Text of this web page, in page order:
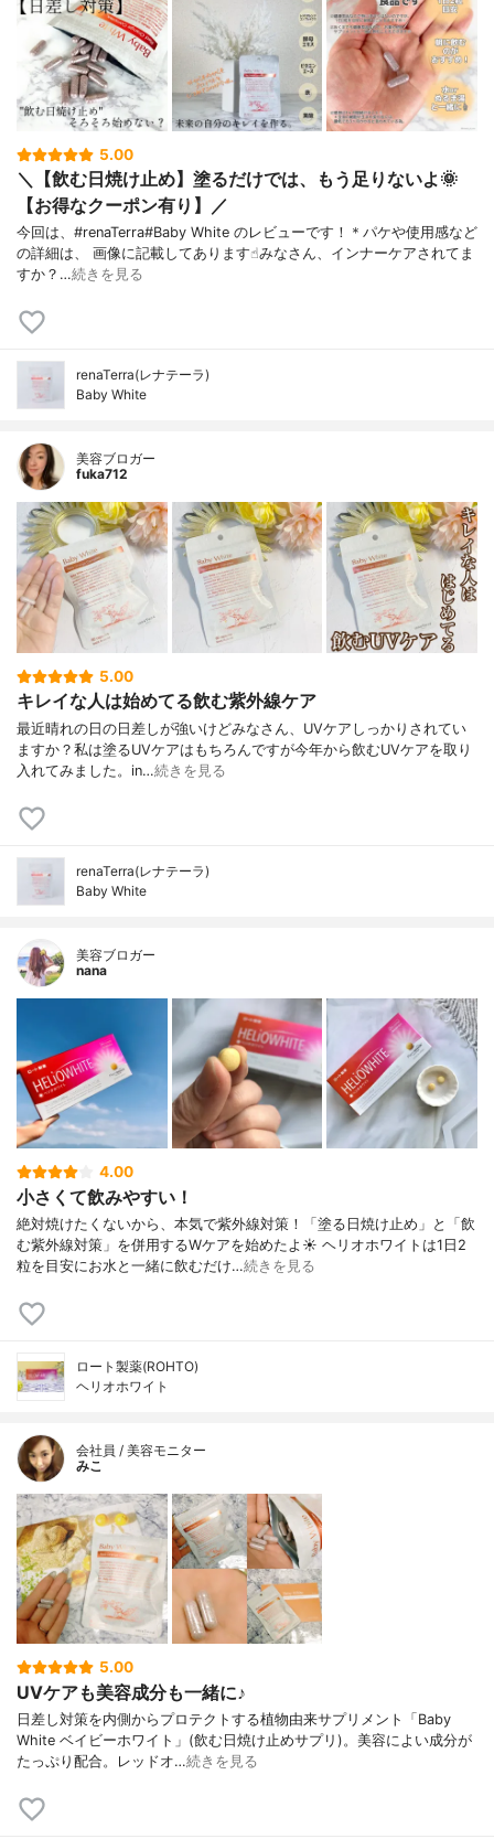
5.00
＼【飲む日焼け止め】塗るだけでは、もう足りないよ🌞
【お得なクーポン有り】／
今回は、#renaTerra#Baby White のレビューです！＊パケや使用感など
の詳細は、 画像に記載してあります☝︎みなさん、インナーケアされてま
すか？…続きを見る
renaTerra(レナテーラ)
Baby White
美容ブロガー
fuka712
5.00
キレイな人は始めてる飲む紫外線ケア
最近晴れの日の日差しが強いけど⁣みなさん、UVケアしっかりされてい
ますか？⁣⁣私は塗るUVケアはもちろんですが⁣今年から飲むUVケアを取り
入れてみました。⁣in…続きを見る
renaTerra(レナテーラ)
Baby White
美容ブロガー
nana
4.00
小さくて飲みやすい！
絶対焼けたくないから、本気で紫外線対策！「塗る日焼け止め」と「飲
む紫外線対策」を併用するWケアを始めたよ☀ ヘリオホワイトは1日2
粒を目安にお水と一緒に飲むだけ…続きを見る
ロート製薬(ROHTO)
ヘリオホワイト
会社員 / 美容モニター
みこ
5.00
UVケアも美容成分も一緒に♪
日差し対策を内側からプロテクトする植物由来サプリメント「Baby
White ベイビーホワイト」(飲む日焼け止めサプリ)。美容によい成分が
たっぷり配合。レッドオ…続きを見る